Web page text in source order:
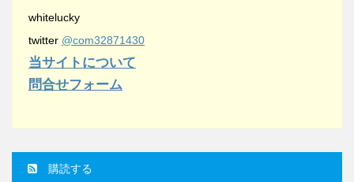
whitelucky
twitter @com32871430
当サイトについて
問合せフォーム
購読する